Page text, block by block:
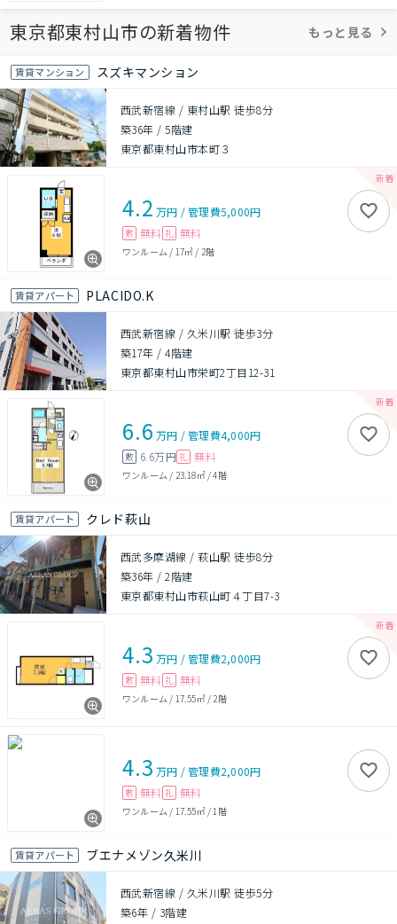
東京都東村山市の新着物件 もっと見る
賃貸マンション スズキマンション
西武新宿線 / 東村山駅 徒歩8分
築36年 /5階建
東京都東村山市本町３
4.2 万円 /管理費5,000円
敷 無料 礼 無料
ワンルーム / 17㎡ / 2階
賃貸アパート PLACIDO.K
西武新宿線 / 久米川駅 徒歩3分
築17年 /4階建
東京都東村山市栄町2丁目12-31
6.6 万円 /管理費4,000円
敷 6.6万円 礼 無料
ワンルーム / 23.18㎡/4階
賃貸アパート クレド萩山
西武多摩湖線 / 萩山駅 徒歩8分
築36年 /2階建
東京都東村山市萩山町４丁目7-3
4.3 万円 /管理費2,000円
敷 無料 礼 無料
ワンルーム / 17.55㎡/ 2階
4.3 万円 /管理費2,000円
敷 無料 礼 無料
ワンルーム / 17.55㎡/ 1階
賃貸アパート ブエナメゾン久米川
西武新宿線 / 久米川駅 徒歩5分
築6年 / 3階建